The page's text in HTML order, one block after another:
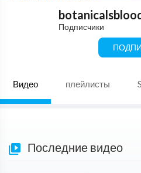
Подписчики
Видео плейлисты
Последние видео